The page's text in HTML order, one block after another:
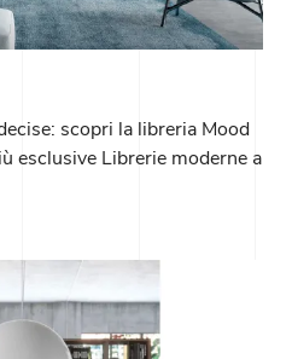
scopri la libreria Mood
esclusive Librerie moderne a